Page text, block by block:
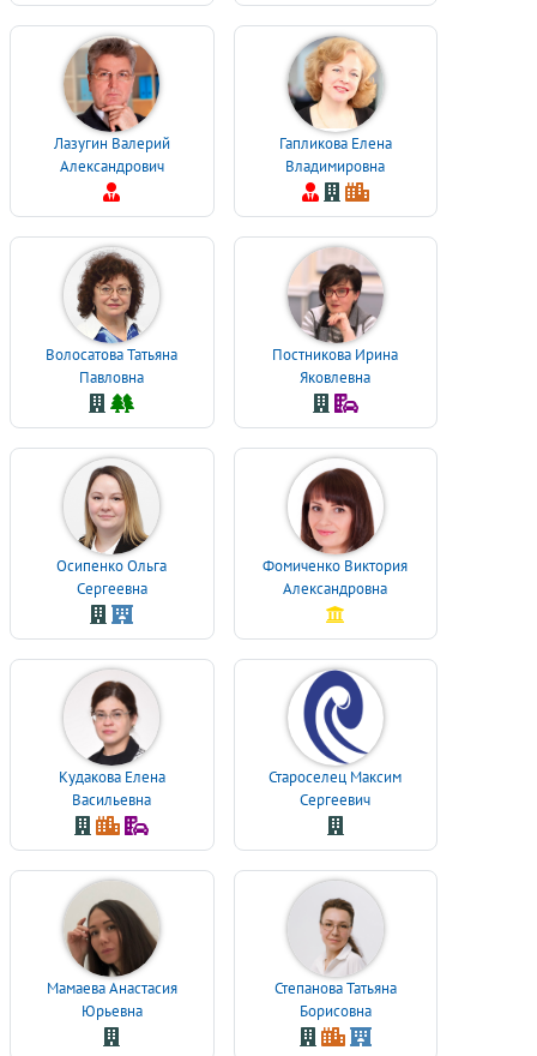
Лазугин Валерий
Александрович
Гапликова Елена
Владимировна
Волосатова Татьяна
Павловна
Постникова Ирина
Яковлевна
Осипенко Ольга
Сергеевна
Фомиченко Виктория
Александровна
Кудакова Елена
Васильевна
Староселец Максим
Сергеевич
Мамаева Анастасия
Юрьевна
Степанова Татьяна
Борисовна